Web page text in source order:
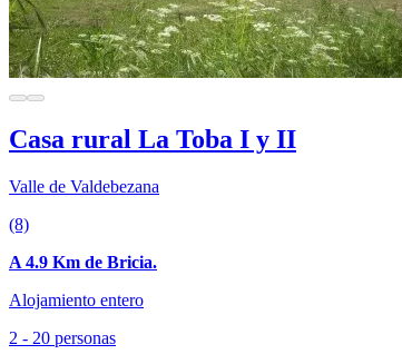
Casa rural La Toba I y II
Valle de Valdebezana
(8)
A 4.9 Km de Bricia.
Alojamiento entero
2 - 20 personas